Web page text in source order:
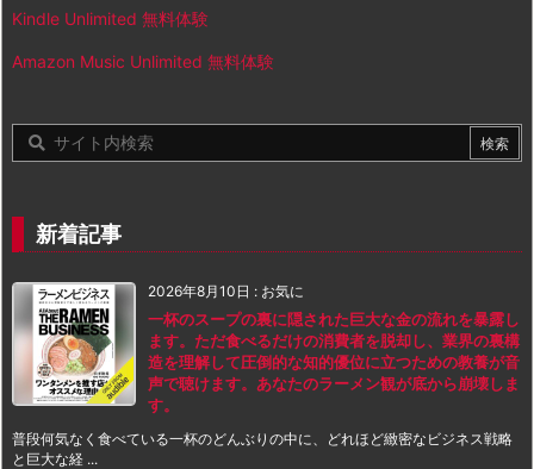
Kindle Unlimited 無料体験
Amazon Music Unlimited 無料体験
新着記事
2026年8月10日 : お気に
一杯のスープの裏に隠された巨大な金の流れを暴露し
ます。ただ食べるだけの消費者を脱却し、業界の裏構
造を理解して圧倒的な知的優位に立つための教養が音
声で聴けます。あなたのラーメン観が底から崩壊しま
す。
普段何気なく食べている一杯のどんぶりの中に、どれほど緻密なビジネス戦略
と巨大な経 ...